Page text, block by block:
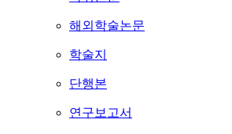
해외학술논문
학술지
단행본
연구보고서